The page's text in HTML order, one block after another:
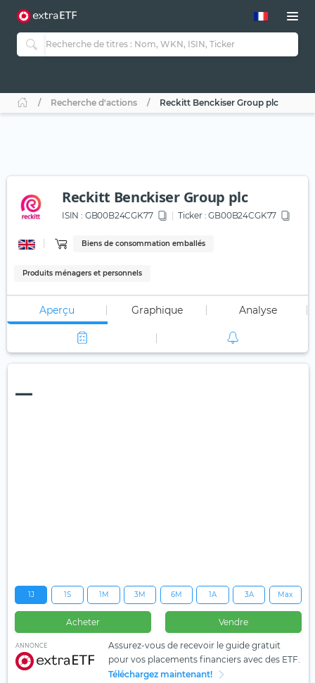
Recherche d'actions Reckitt Benckiser Group plc
Reckitt Benckiser Group plc
ISIN : GB00B24CGK77 Ticker : GB00B24CGK77
Biens de consommation emballés
Produits ménagers et personnels
Aperçu Graphique Analyse
—
1J 1S 1M 3M 6M 1A 3A Max
Acheter Vendre
ANNONCE
Assurez-vous de recevoir le guide gratuit
pour vos placements financiers avec des ETF.
Téléchargez maintenant!